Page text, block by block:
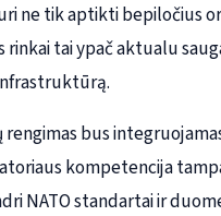
ne tik aptikti bepiločius
tai ypač aktualu
bus
kompetencija
NATO standartai ir